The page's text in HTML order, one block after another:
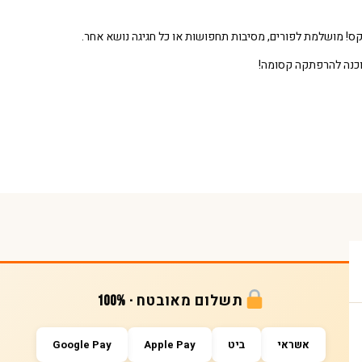
מושלמת לפורים, מסיבות תחפושות או כל חגיגה נושא אחר.
להרפתקה קסומה!
תשלום מאובטח · 100%
אשראי ביט Apple Pay
Google Pay